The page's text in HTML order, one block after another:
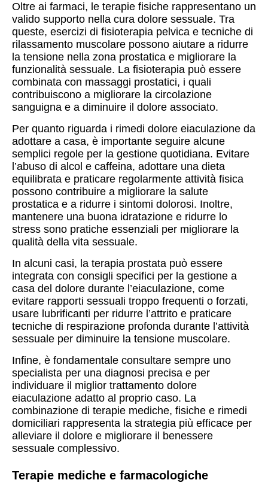
Oltre ai farmaci, le terapie fisiche rappresentano un
valido supporto nella cura dolore sessuale. Tra
queste, esercizi di fisioterapia pelvica e tecniche di
rilassamento muscolare possono aiutare a ridurre
la tensione nella zona prostatica e migliorare la
funzionalità sessuale. La fisioterapia può essere
combinata con massaggi prostatici, i quali
contribuiscono a migliorare la circolazione
sanguigna e a diminuire il dolore associato.
Per quanto riguarda i rimedi dolore eiaculazione da
adottare a casa, è importante seguire alcune
semplici regole per la gestione quotidiana. Evitare
l’abuso di alcol e caffeina, adottare una dieta
equilibrata e praticare regolarmente attività fisica
possono contribuire a migliorare la salute
prostatica e a ridurre i sintomi dolorosi. Inoltre,
mantenere una buona idratazione e ridurre lo
stress sono pratiche essenziali per migliorare la
qualità della vita sessuale.
In alcuni casi, la terapia prostata può essere
integrata con consigli specifici per la gestione a
casa del dolore durante l’eiaculazione, come
evitare rapporti sessuali troppo frequenti o forzati,
usare lubrificanti per ridurre l’attrito e praticare
tecniche di respirazione profonda durante l’attività
sessuale per diminuire la tensione muscolare.
Infine, è fondamentale consultare sempre uno
specialista per una diagnosi precisa e per
individuare il miglior trattamento dolore
eiaculazione adatto al proprio caso. La
combinazione di terapie mediche, fisiche e rimedi
domiciliari rappresenta la strategia più efficace per
alleviare il dolore e migliorare il benessere
sessuale complessivo.
Terapie mediche e farmacologiche